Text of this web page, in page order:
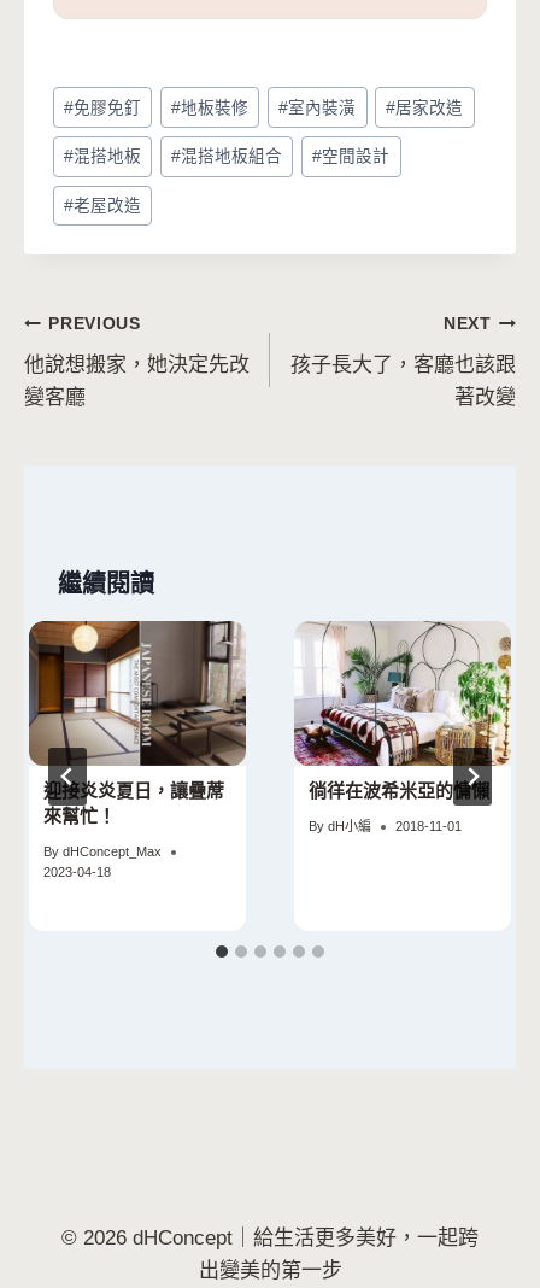
Post
Tags:
#免膠免釘 #地板裝修 #室內裝潢 #居家改造
#混搭地板 #混搭地板組合 #空間設計
#老屋改造
文
章
PREVIOUS
他說想搬家，她決定先改
變客廳
NEXT
孩子長大了，客廳也該跟
著改變
繼續閱讀
迎接炎炎夏日，讓疊蓆
來幫忙！
By dHConcept_Max
2023-04-18
徜徉在波希米亞的慵懶
By dH小編 2018-11-01
© 2026 dHConcept｜給生活更多美好，一起跨
出變美的第一步